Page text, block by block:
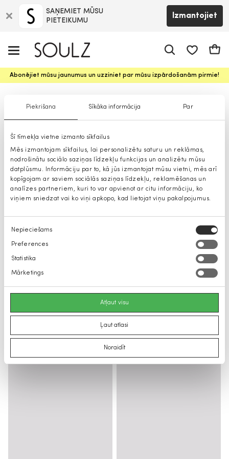
Piekrišana Sīkāka informācija Par
Šī tīmekļa vietne izmanto sīkfailus
Mēs izmantojam sīkfailus, lai personalizētu saturu un reklāmas,
nodrošinātu sociālo saziņas līdzekļu funkcijas un analizētu mūsu
datplūsmu. Informāciju par to, kā jūs izmantojat mūsu vietni, mēs arī
kopīgojam ar saviem sociālās saziņas līdzekļu, reklamēšanas un
analīzes partneriem, kuri to var apvienot ar citu informāciju, ko
viņiem sniedzat vai ko viņi apkopo, kad lietojat viņu pakalpojumus.
Piekrišanas
izvēle
Nepieciešams
Preferences
Statistika
Mārketings
Atļaut visu
Ļaut atlasi
Noraidīt
SAŅEMIET MŪSU
PIETEIKUMU
Izmantojiet
Abonējiet mūsu jaunumus un uzziniet par mūsu izpārdošanām pirmie!
Gerard Darel lakati